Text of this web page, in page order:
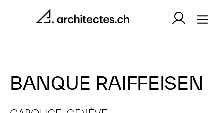
BANQUE RAIFFEISEN